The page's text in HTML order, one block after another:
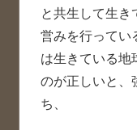
と共生して生
営みを行ってい
は生きている地
のが正しいと、
ち、